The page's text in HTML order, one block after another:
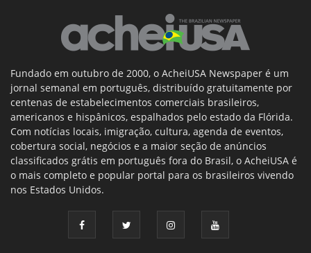
Fundado em outubro de 2000, o AcheiUSA Newspaper é um
jornal semanal em português, distribuído gratuitamente por
centenas de estabelecimentos comerciais brasileiros,
americanos e hispânicos, espalhados pelo estado da Flórida.
Com notícias locais, imigração, cultura, agenda de eventos,
cobertura social, negócios e a maior seção de anúncios
classificados grátis em português fora do Brasil, o AcheiUSA é
o mais completo e popular portal para os brasileiros vivendo
nos Estados Unidos.